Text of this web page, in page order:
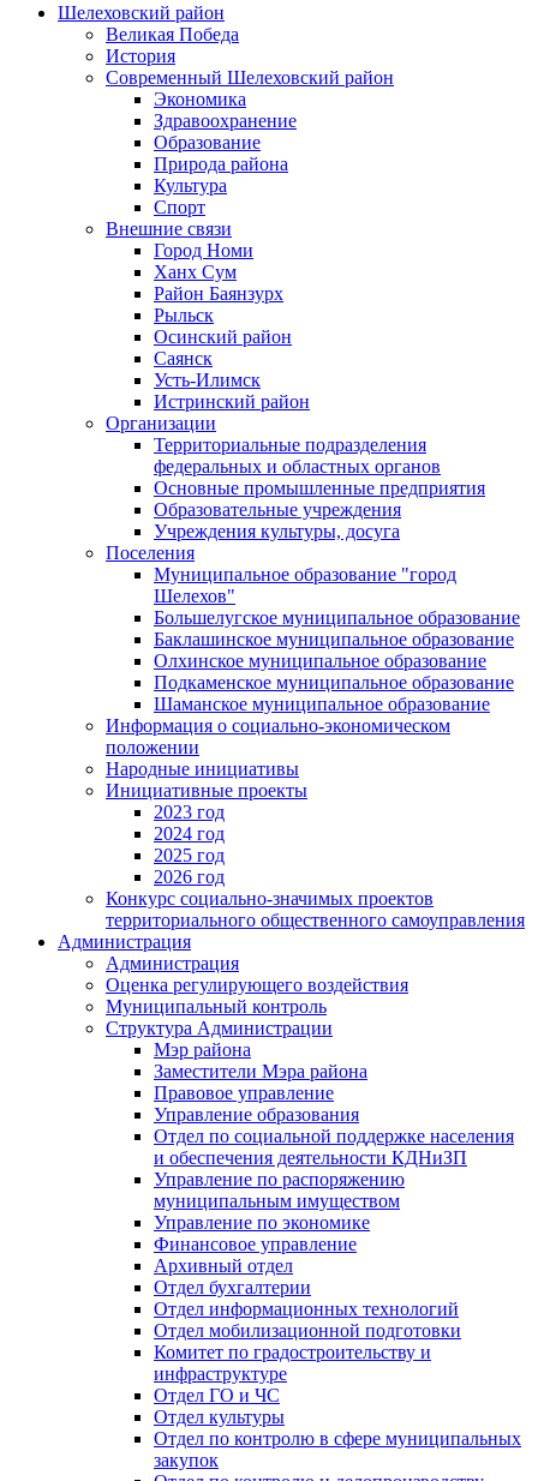
Шелеховский район
Великая Победа
История
Современный Шелеховский район
Экономика
Здравоохранение
Образование
Природа района
Культура
Спорт
Внешние связи
Город Номи
Ханх Сум
Район Баянзурх
Рыльск
Осинский район
Саянск
Усть-Илимск
Истринский район
Организации
Территориальные подразделения
федеральных и областных органов
Основные промышленные предприятия
Образовательные учреждения
Учреждения культуры, досуга
Поселения
Муниципальное образование "город
Шелехов"
Большелугское муниципальное образование
Баклашинское муниципальное образование
Олхинское муниципальное образование
Подкаменское муниципальное образование
Шаманское муниципальное образование
Информация о социально-экономическом
положении
Народные инициативы
Инициативные проекты
2023 год
2024 год
2025 год
2026 год
Конкурс социально-значимых проектов
территориального общественного самоуправления
Администрация
Администрация
Оценка регулирующего воздействия
Муниципальный контроль
Структура Администрации
Мэр района
Заместители Мэра района
Правовое управление
Управление образования
Отдел по социальной поддержке населения
и обеспечения деятельности КДНиЗП
Управление по распоряжению
муниципальным имуществом
Управление по экономике
Финансовое управление
Архивный отдел
Отдел бухгалтерии
Отдел информационных технологий
Отдел мобилизационной подготовки
Комитет по градостроительству и
инфраструктуре
Отдел ГО и ЧС
Отдел культуры
Отдел по контролю в сфере муниципальных
закупок